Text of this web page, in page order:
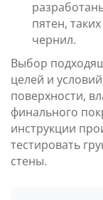
пятен,
чернил.
Выбор
целей и
поверхности,
финального
инструкции
тестировать
стены.